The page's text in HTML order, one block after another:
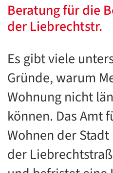
Beratung für die
der Liebrechtstr.
Es gibt viele
Gründe, warum
Wohnung nicht
können. Das Amt
Wohnen der
der